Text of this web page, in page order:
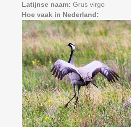
Latijnse naam: Grus virgo
Hoe vaak in Nederland: